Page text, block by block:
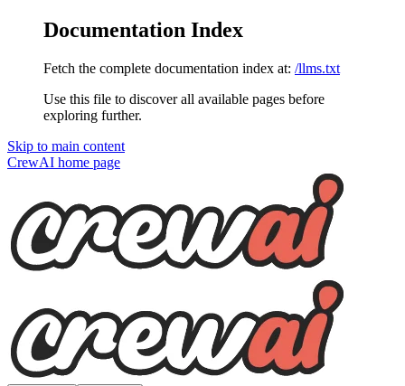
Documentation Index
Fetch the complete documentation index at: /llms.txt
Use this file to discover all available pages before
exploring further.
Skip to main content
CrewAI home page